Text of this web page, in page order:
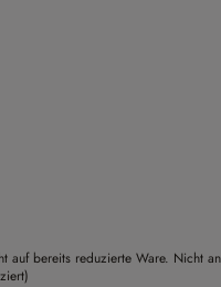
bereits reduzierte Ware. Nicht